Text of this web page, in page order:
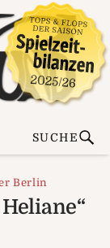
SUCHE
Berlin